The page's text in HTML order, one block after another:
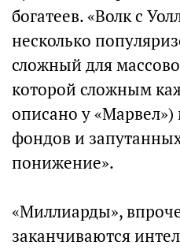
богатеев. «Волк с
несколько
сложный для
которой сложным
описано у
фондов и
понижение».
«Миллиарды»,
заканчиваются